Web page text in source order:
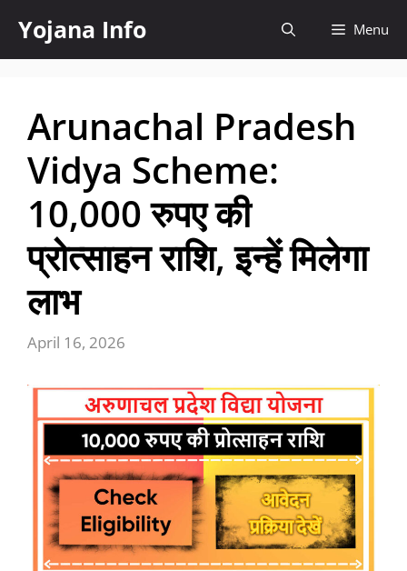
content
Yojana Info Menu
Arunachal Pradesh
Vidya Scheme:
10,000 रुपए की
प्रोत्साहन राशि, इन्हें मिलेगा
लाभ
April 16, 2026